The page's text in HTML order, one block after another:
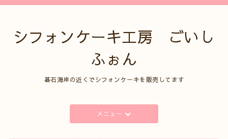
シフォンケーキ工房 ごいし
ふぉん
碁石海岸の近くでシフォンケーキを販売してます
メニュー